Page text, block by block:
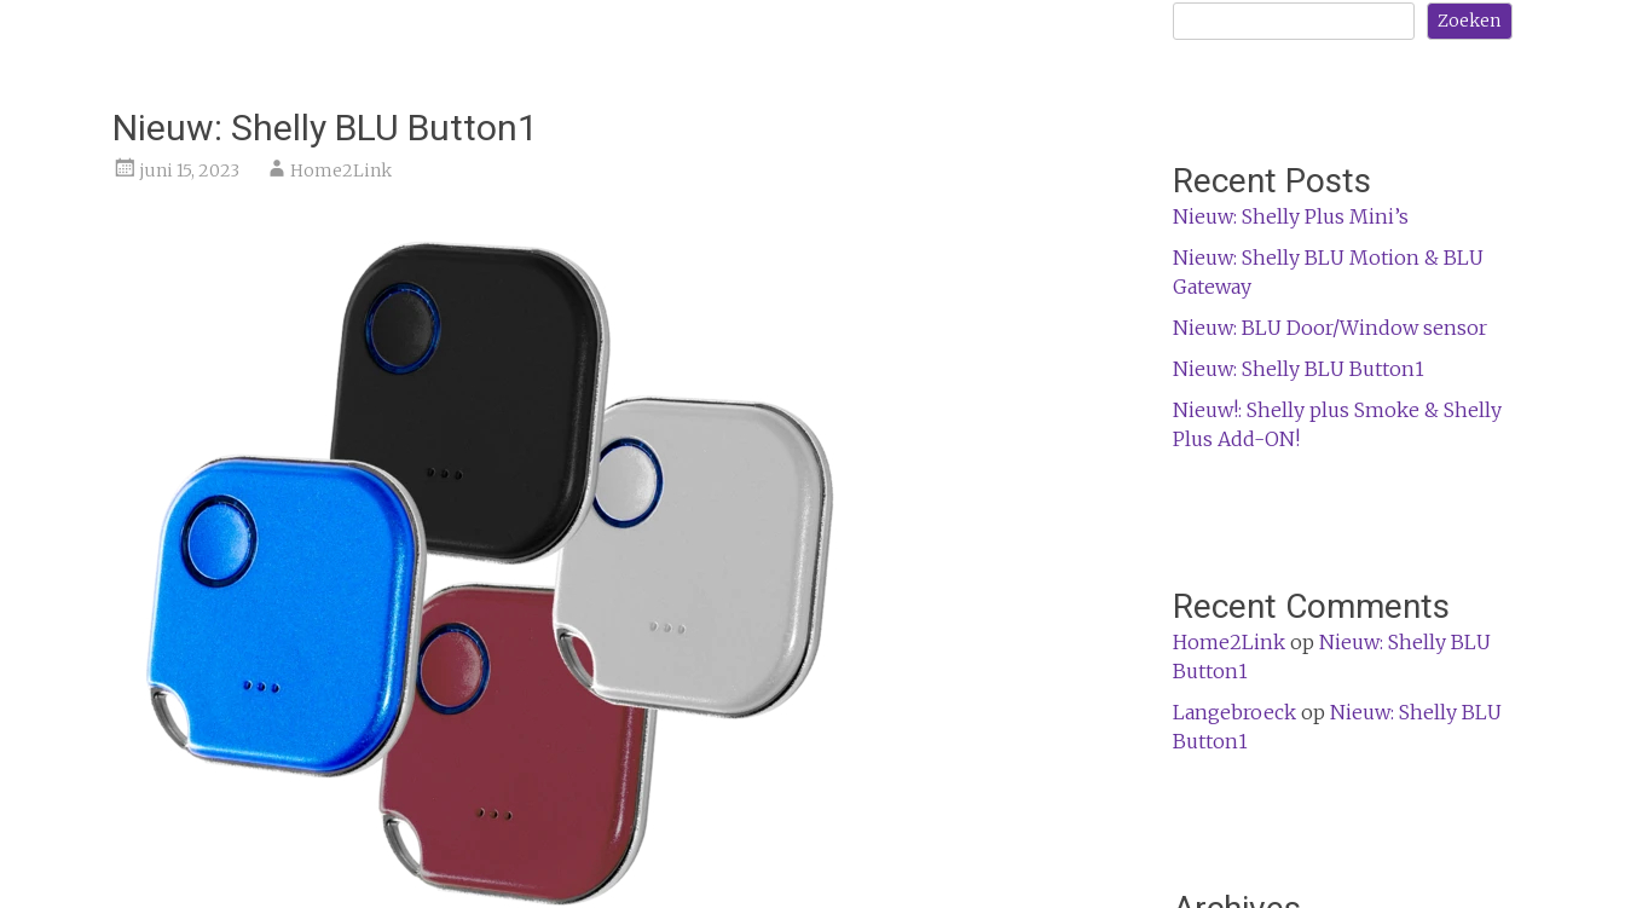
Nieuw: Shelly BLU Button1
juni 15, 2023 Home2Link
Zoeken
Recent Posts
Nieuw: Shelly Plus Mini’s
Nieuw: Shelly BLU Motion & BLU
Gateway
Nieuw: BLU Door/Window sensor
Nieuw: Shelly BLU Button1
Nieuw!: Shelly plus Smoke & Shelly
Plus Add-ON!
Recent Comments
Home2Linkop Nieuw: Shelly BLU
Button1
Langebroeckop Nieuw: Shelly BLU
Button1